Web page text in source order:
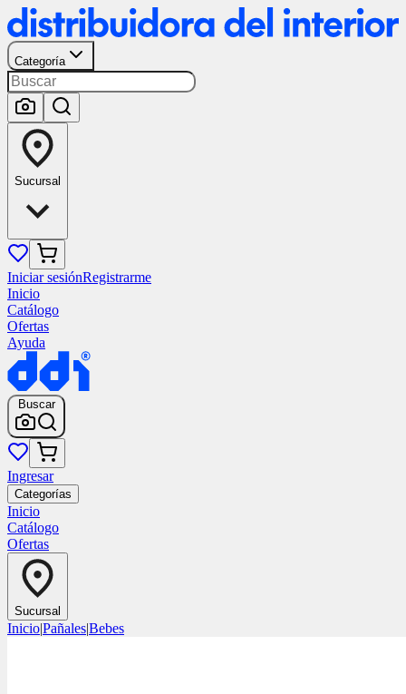
Categoría
Sucursal
Iniciar sesiónRegistrarme
Inicio
Catálogo
Ofertas
Ayuda
Buscar
Ingresar
Categorías
Inicio
Catálogo
Ofertas
Sucursal
Inicio|Pañales|Bebes